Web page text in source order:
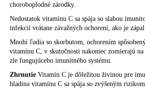
choroboplodné zárodky.
Nedostatok vitamínu C sa spája so slabou
infekcií vrátane závažných ochorení, ako je
Mnohí ľudia so skorbutom, ochorením
vitamínu C, v skutočnosti nakoniec zomierajú
zle fungujúceho imunitného systému.
Zhrnutie Vitamín C je dôležitou živinou pre
hladina vitamínu C sa spája so zvýšeným